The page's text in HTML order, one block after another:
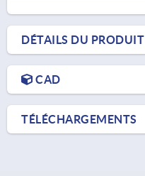
DÉTAILS DU PRODUIT
CAD
TÉLÉCHARGEMENTS